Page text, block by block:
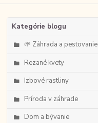
Kategórie blogu
🌱 Záhrada a pestovanie
Rezané kvety
Izbové rastliny
Príroda v záhrade
Dom a bývanie